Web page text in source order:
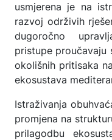
usmjerena je na
razvoj održivih
dugoročno
pristupe proučavaju
okolišnih pritisaka
ekosustava
Istraživanja
promjena na
prilagodbu